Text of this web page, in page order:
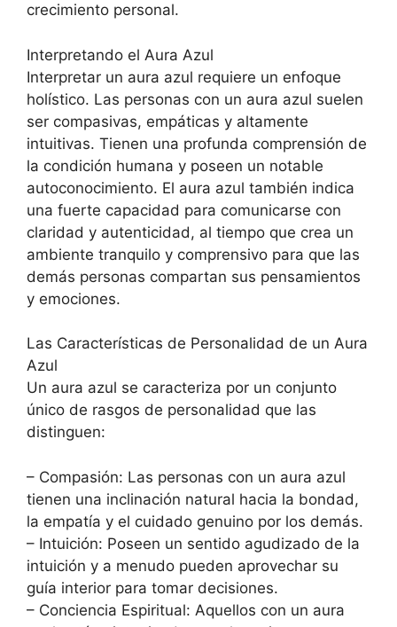
crecimiento personal.
Interpretando el Aura Azul
Interpretar un aura azul requiere un enfoque
holístico. Las personas con un aura azul suelen
ser compasivas, empáticas y altamente
intuitivas. Tienen una profunda comprensión de
la condición humana y poseen un notable
autoconocimiento. El aura azul también indica
una fuerte capacidad para comunicarse con
claridad y autenticidad, al tiempo que crea un
ambiente tranquilo y comprensivo para que las
demás personas compartan sus pensamientos
y emociones.
Las Características de Personalidad de un Aura
Azul
Un aura azul se caracteriza por un conjunto
único de rasgos de personalidad que las
distinguen:
– Compasión: Las personas con un aura azul
tienen una inclinación natural hacia la bondad,
la empatía y el cuidado genuino por los demás.
– Intuición: Poseen un sentido agudizado de la
intuición y a menudo pueden aprovechar su
guía interior para tomar decisiones.
– Conciencia Espiritual: Aquellos con un aura